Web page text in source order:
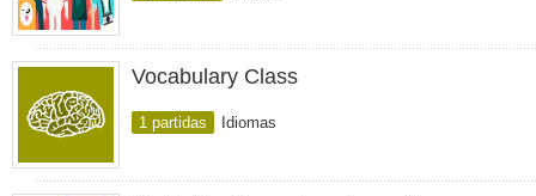
Vocabulary Class
1 partidas Idiomas